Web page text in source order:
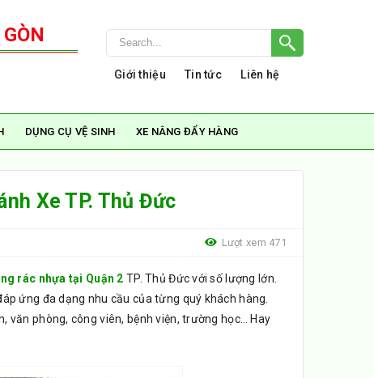
Giới thiệu Tin tức Liên hệ
DỤNG CỤ VỆ SINH XE NÂNG ĐẨY HÀNG
Xe TP. Thủ Đức
Lượt xem 471
rác nhựa tại Quận 2 TP. Thủ Đức với số lượng lớn.
ứng đa dạng nhu cầu của từng quý khách hàng.
văn phòng, công viên, bệnh viện, trường học… Hay